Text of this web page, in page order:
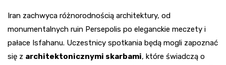
Iran zachwyca różnorodnością architektury, od
monumentalnych ruin Persepolis po eleganckie meczety i
pałace Isfahanu. Uczestnicy spotkania będą mogli zapoznać
się z architektonicznymi skarbami, które świadczą o